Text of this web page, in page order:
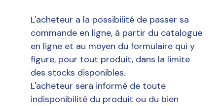
L'acheteur a la possibilité de passer sa
commande en ligne, à partir du catalogue
en ligne et au moyen du formulaire qui y
figure, pour tout produit, dans la limite
des stocks disponibles.
L'acheteur sera informé de toute
indisponibilité du produit ou du bien